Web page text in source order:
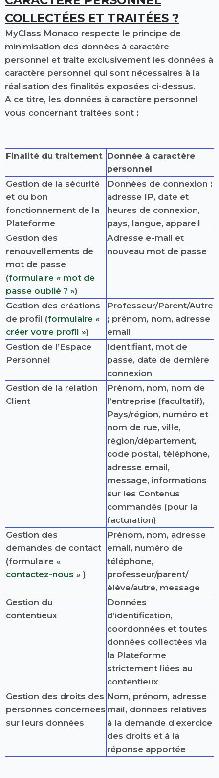
COLLECTÉES ET TRAITÉES ?
MyClass Monaco respecte le principe de
minimisation des données à caractère
personnel et traite exclusivement les données à
caractère personnel qui sont nécessaires à la
réalisation des finalités exposées ci-dessus.
A ce titre, les données à caractère personnel
vous concernant traitées sont :
Finalité du traitement Donnée à caractère
personnel
Gestion de la sécurité
et du bon
fonctionnement de la
Plateforme
Données de connexion :
adresse IP, date et
heures de connexion,
pays, langue, appareil
Gestion des
renouvellements de
mot de passe
(formulaire « mot de
passe oublié ? »)
Adresse e-mail et
nouveau mot de passe
Gestion des créations
de profil (formulaire «
créer votre profil »)
Professeur/Parent/Autre
; prénom, nom, adresse
email
Gestion de l’Espace
Personnel
Identifiant, mot de
passe, date de dernière
connexion
Gestion de la relation
Client
Prénom, nom, nom de
l’entreprise (facultatif),
Pays/région, numéro et
nom de rue, ville,
région/département,
code postal, téléphone,
adresse email,
message, informations
sur les Contenus
commandés (pour la
facturation)
Gestion des
demandes de contact
(formulaire «
contactez-nous » )
Prénom, nom, adresse
email, numéro de
téléphone,
professeur/parent/
élève/autre, message
Gestion du
contentieux
Données
d’identification,
coordonnées et toutes
données collectées via
la Plateforme
strictement liées au
contentieux
Gestion des droits des
personnes concernées
sur leurs données
Nom, prénom, adresse
mail, données relatives
à la demande d’exercice
des droits et à la
réponse apportée